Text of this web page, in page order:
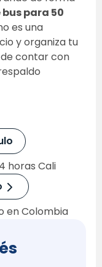
para 50
es una
y organiza tu
contar con
horas Cali
en Colombia